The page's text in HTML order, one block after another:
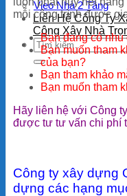
Vieo Nhà 2 Tầng
Liên Hệ Công Ty
Công Xây Nhà
mỗi công trình được
Bạn đang có nhu
Bạn muốn tham
của bạn?
Bạn tham khảo
Bạn muốn tham
Hãy liên hệ với Công
được tư tư vấn chi phí
Công ty xây dựng
dựng các hạng